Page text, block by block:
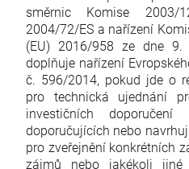
směrnic Komise 2003/
2004/72/ES a nařízení
(EU) 2016/958 ze dne 9.
doplňuje nařízení
č. 596/2014, pokud jde o
pro technická ujednání
investičních
doporučujících nebo
pro zveřejnění konkrétních
zájmů nebo jakékoli